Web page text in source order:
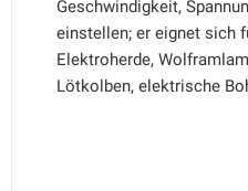
Geschwindigkeit,
einstellen; er eignet sich
Elektroherde,
Lötkolben, elektrische